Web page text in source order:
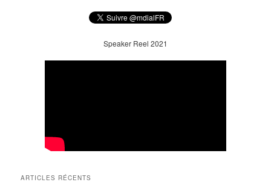
Speaker Reel 2021
ARTICLES RÉCENTS